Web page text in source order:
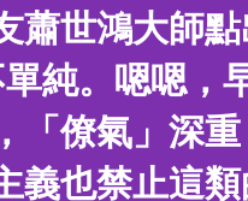
蕭世鴻大師
純。嗯嗯，
「僚氣」深
義也禁止這